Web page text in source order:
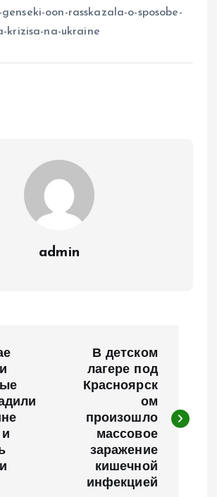
oon-rasskazala-o-sposobe-
krizisa-na-ukraine
admin
В детском
лагере под
Красноярск
ом
произошло
массовое
заражение
кишечной
инфекцией